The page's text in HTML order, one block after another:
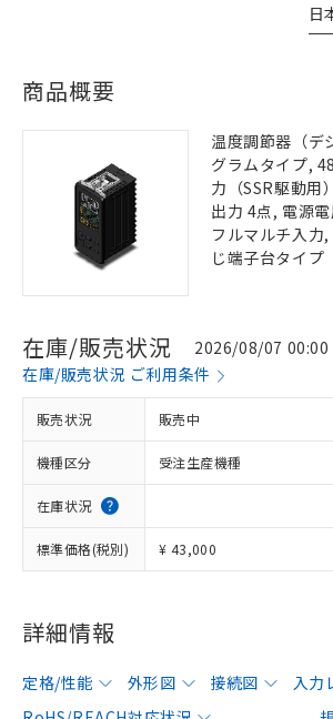
日
商品概要
温度調節器（デ
グラムタイプ,
力（SSR駆動用
出力 4点, 電源
フルマルチ入力
じ端子台タイプ
在庫/販売状況
2026/08/07 00:00
在庫/販売状況 ご利用条件
販売状況 販売中
機種区分 受注生産機種
在庫状況
標準価格(税別) ¥ 43,000
詳細情報
定格/性能 外形図 接続図 入力